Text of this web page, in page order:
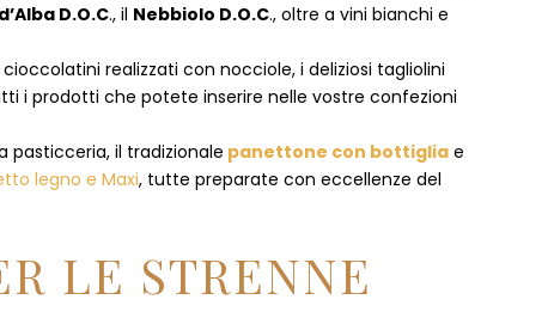
D.O.C., il Nebbiolo D.O.C., oltre a vini bianchi e
realizzati con nocciole, i deliziosi tagliolini
i prodotti che potete inserire nelle vostre confezioni
pasticceria, il tradizionale panettone con bottiglia e
legno e Maxi, tutte preparate con eccellenze del
LE STRENNE